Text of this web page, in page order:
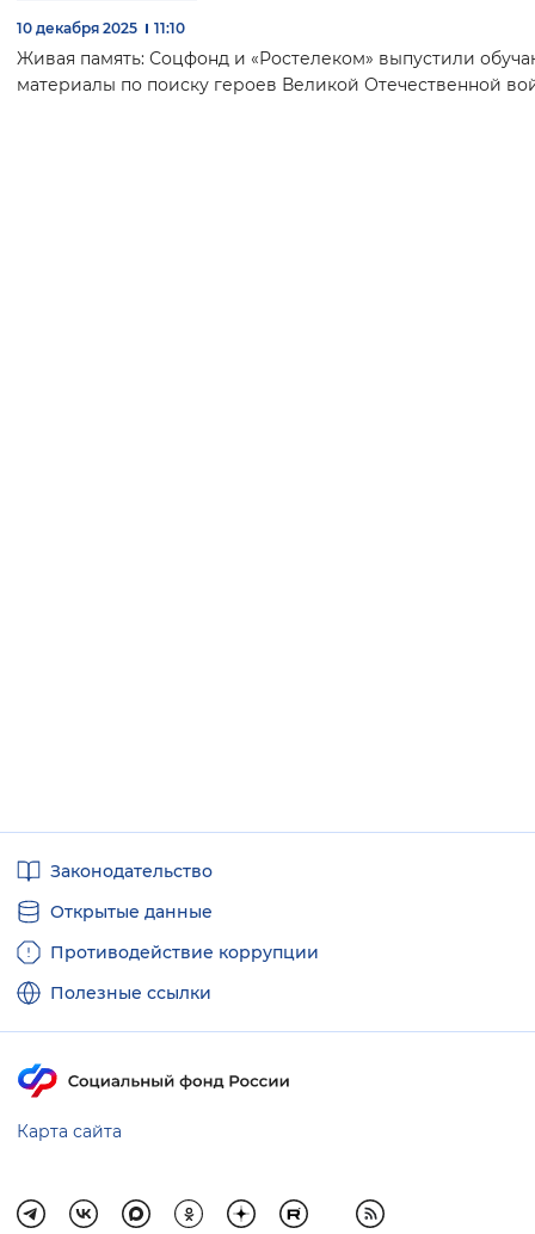
10 декабря 2025 11:10
Живая память: Соцфонд и «Ростелеком» выпустили
материалы по поиску героев Великой Отечественной
ссылкиЗаконодательство
Открытые данные
Противодействие коррупции
Полезные ссылки
Карта сайта